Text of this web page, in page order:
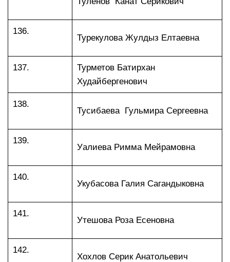
136.
Турекулова Жулдыз Елтаевна
137.
Турметов Батирхан
Худайбергенович
138.
Тусибаева Гульмира Сергеевна
139.
Уалиева Римма Мейрамовна
140.
Укубасова Галия Сагандыковна
141.
Утешова Роза Есеновна
142.
Хохлов Серик Анатольевич